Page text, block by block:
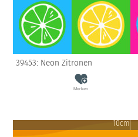
39453: Neon Zitronen
Merken
10cm